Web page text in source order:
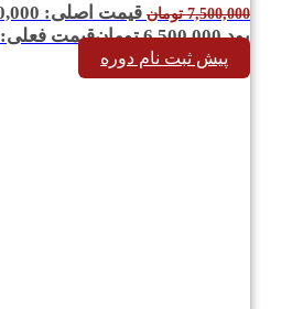
7,500,000 تومان
بود.6,500,000 تومانقیمت فعلی: 6,500,000 تومان.
پیش ثبت نام دوره